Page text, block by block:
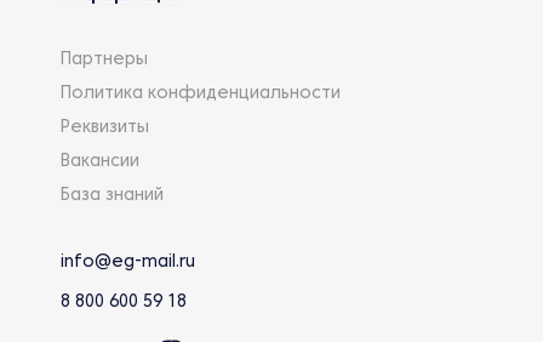
Партнеры
Политика конфиденциальности
Реквизиты
Вакансии
База знаний
info@eg-mail.ru
8 800 600 59 18